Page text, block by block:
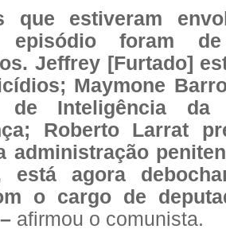
que estiveram
episódio foram
Jeffrey [Furtado]
Maymone
de Inteligência da
Roberto Larrat
administração
está agora
o cargo de
afirmou o comunista.